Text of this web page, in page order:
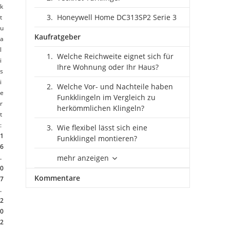
k
t
u
a
l
i
s
i
e
r
t
:
1
6
.
0
7
.
2
0
2
Honeywell Home DC313SP2 Serie 3
Kaufratgeber
Welche Reichweite eignet sich für
Ihre Wohnung oder Ihr Haus?
Welche Vor- und Nachteile haben
Funkklingeln im Vergleich zu
herkömmlichen Klingeln?
Wie flexibel lässt sich eine
Funkklingel montieren?
mehr anzeigen
Kommentare